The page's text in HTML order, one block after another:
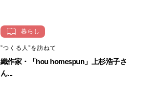
暮らし
”つくる人”を訪ねて
織作家・「hou homespun」上杉浩子さ
ん...